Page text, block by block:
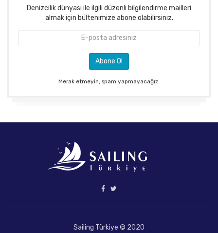
Denizcilik dünyası ile ilgili düzenli bilgilendirme mailleri
almak için bültenimize abone olabilirsiniz.
Merak etmeyin, spam yapmayacağız.
Sailing Türkiye © 2020